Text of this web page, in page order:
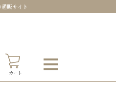
販サイト
カート